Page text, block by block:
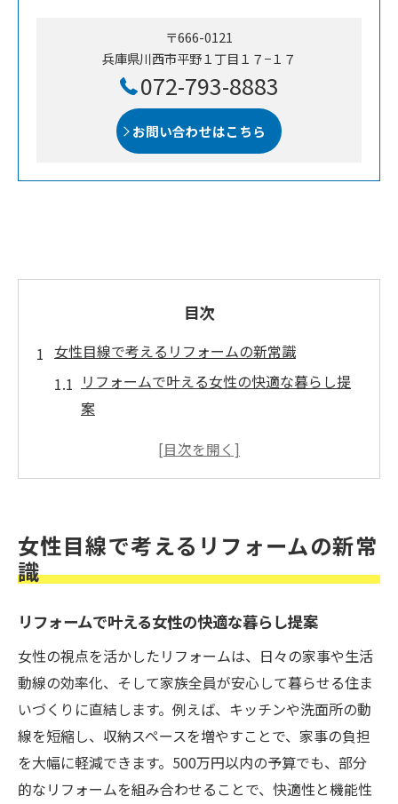
〒666-0121
兵庫県川西市平野１丁目１７−１７
072-793-8883
お問い合わせはこちら
目次
女性目線で考えるリフォームの新常識
リフォームで叶える女性の快適な暮らし提
案
建築女子ならではのリフォーム視点とは
一戸建てリフォームで大切な女性の要望
家事ラクを叶える女性用リフォーム術
家事動線を最適化するリフォームアイデア
収納力アップでリフォームが家事を時短
女性向けリフォームでキッチンが快適空間
に
水回りリフォームで家事負担を軽減する方
法
リフォームで叶える家事ラクな間取りの秘
女性目線で考えるリフォームの新常
識
リフォームで叶える女性の快適な暮らし提案
女性の視点を活かしたリフォームは、日々の家事や生活
動線の効率化、そして家族全員が安心して暮らせる住ま
いづくりに直結します。例えば、キッチンや洗面所の動
線を短縮し、収納スペースを増やすことで、家事の負担
を大幅に軽減できます。500万円以内の予算でも、部分
的なリフォームを組み合わせることで、快適性と機能性